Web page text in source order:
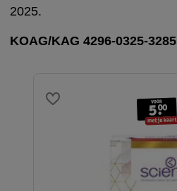
2025.
KOAG/KAG 4296-0325-3285